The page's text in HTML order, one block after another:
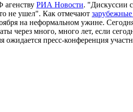
РИА Новости. "Дискуссии
не ушел". Как отмечают
на неформальном ужине.
через много, много лет, если
пресс-конференция